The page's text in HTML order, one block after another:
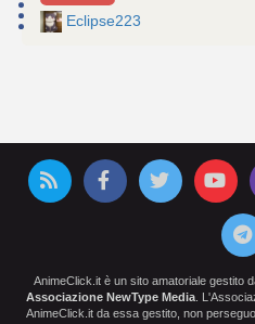
Eclipse223
AnimeClick.it è un sito amatoriale gestito
Associazione NewType Media .
AnimeClick.it da essa gestito, non